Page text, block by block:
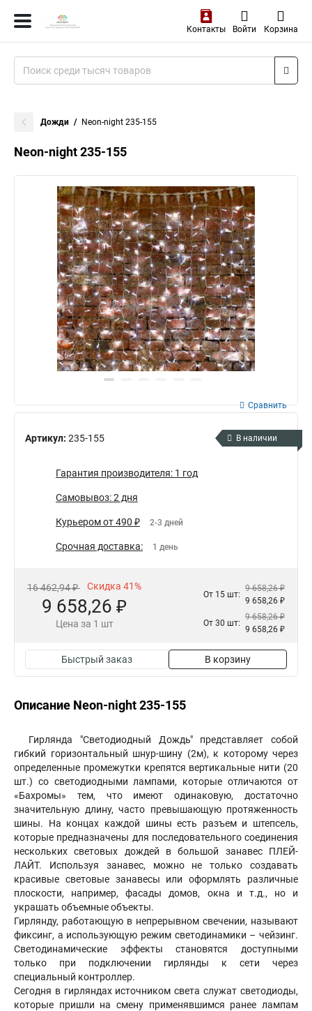
Контакты Войти Корзина
Дожди Neon-night 235-155
Neon-night 235-155
Артикул: 235-155
Сравнить
В наличии
Гарантия производителя: 1 год
Самовывоз: 2 дня
Курьером от 490 ₽ 2-3 дней
Срочная доставка: 1 день
16 462,94 ₽ Скидка 41%
9 658,26 ₽
Цена за 1 шт
От 15 шт:
9 658,26 ₽
9 658,26 ₽
От 30 шт:
9 658,26 ₽
9 658,26 ₽
Быстрый заказ В корзину
Описание Neon-night 235-155
Гирлянда "Светодиодный Дождь" представляет собой
гибкий горизонтальный шнур-шину (2м), к которому через
определенные промежутки крепятся вертикальные нити (20
шт.) со светодиодными лампами, которые отличаются от
«Бахромы» тем, что имеют одинаковую, достаточно
значительную длину, часто превышающую протяженность
шины. На концах каждой шины есть разъем и штепсель,
которые предназначены для последовательного соединения
нескольких световых дождей в большой занавес ПЛЕЙ-
ЛАЙТ. Используя занавес, можно не только создавать
красивые световые занавесы или оформлять различные
плоскости, например, фасады домов, окна и т.д., но и
украшать объемные объекты.
Гирлянду, работающую в непрерывном свечении, называют
фиксинг, а использующую режим светодинамики – чейзинг.
Светодинамические эффекты становятся доступными
только при подключении гирлянды к сети через
специальный контроллер.
Сегодня в гирляндах источником света служат светодиоды,
которые пришли на смену применявшимся ранее лампам